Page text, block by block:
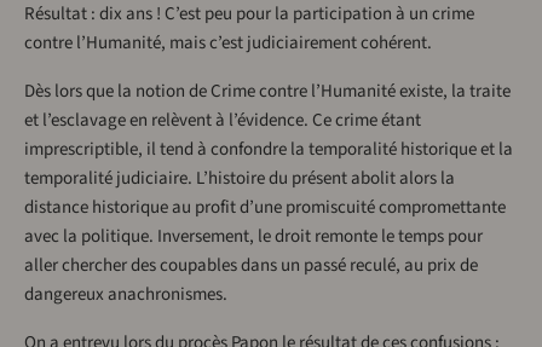
Résultat : dix ans ! C’est peu pour la participation à un crime
contre l’Humanité, mais c’est judiciairement cohérent.
Dès lors que la notion de Crime contre l’Humanité existe, la traite
et l’esclavage en relèvent à l’évidence. Ce crime étant
imprescriptible, il tend à confondre la temporalité historique et la
temporalité judiciaire. L’histoire du présent abolit alors la
distance historique au profit d’une promiscuité compromettante
avec la politique. Inversement, le droit remonte le temps pour
aller chercher des coupables dans un passé reculé, au prix de
dangereux anachronismes.